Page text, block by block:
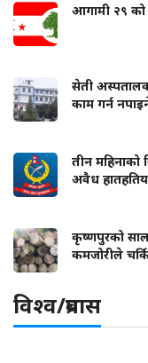
आगामी २९ को
सेती
काम गर्न
तीन महिनाको
अवैध
कृष्णपुरको साल
कमजोरीले
विश्व/प्रबास